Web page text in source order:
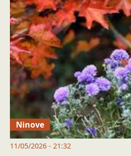
Ninove
11/05/2026 - 21:32